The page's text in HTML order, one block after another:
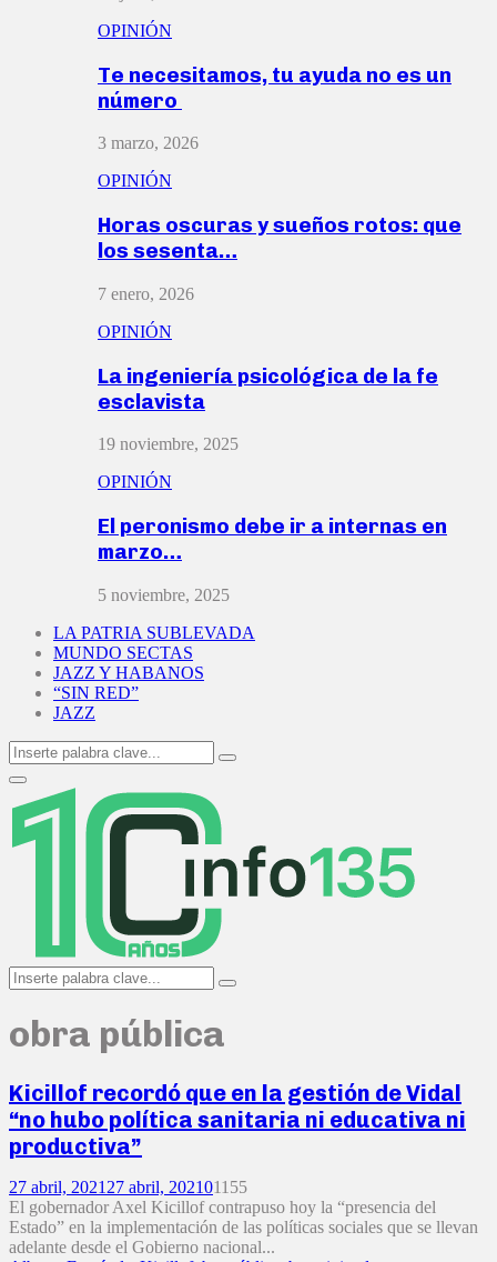
OPINIÓN
Te necesitamos, tu ayuda no es un
número
3 marzo, 2026
OPINIÓN
Horas oscuras y sueños rotos: que
los sesenta…
7 enero, 2026
OPINIÓN
La ingeniería psicológica de la fe
esclavista
19 noviembre, 2025
OPINIÓN
El peronismo debe ir a internas en
marzo…
5 noviembre, 2025
LA PATRIA SUBLEVADA
MUNDO SECTAS
JAZZ Y HABANOS
“SIN RED”
JAZZ
Search
for:
Search
Primary
Menu
Search
for:
Search
obra pública
Kicillof recordó que en la gestión de Vidal
“no hubo política sanitaria ni educativa ni
productiva”
27 abril, 2021 27 abril, 202101155
El gobernador Axel Kicillof contrapuso hoy la “presencia del
Estado” en la implementación de las políticas sociales que se llevan
adelante desde el Gobierno nacional...